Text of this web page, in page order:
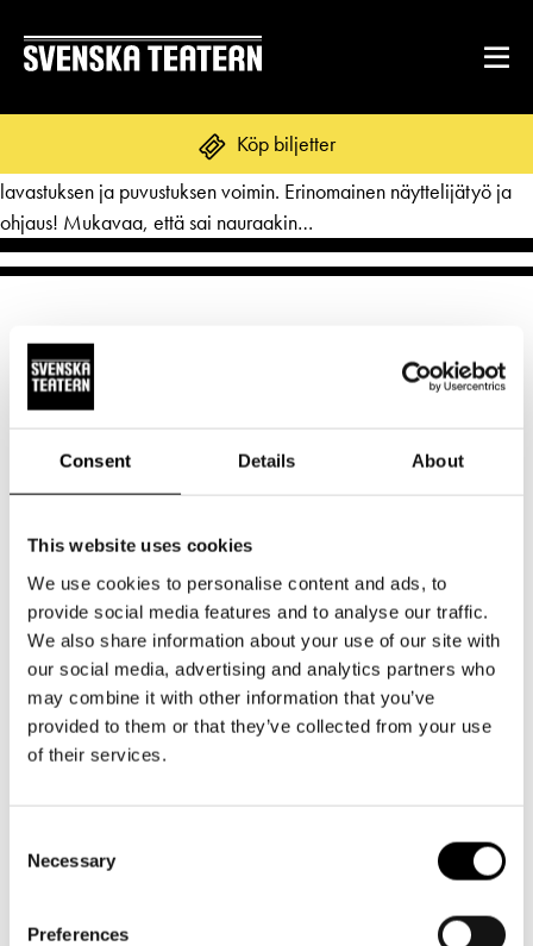
Consent Details About
This website uses cookies
We use cookies to personalise content and ads, to
provide social media features and to analyse our traffic.
We also share information about your use of our site with
our social media, advertising and analytics partners who
may combine it with other information that you’ve
provided to them or that they’ve collected from your use
of their services.
Selection
Necessary
Preferences
Köp biljetter
REPERTOAR & BILJETTER
Kalender
Kundtjänst
Biljetter
Presentkort
DITT BESÖK
Mat & dryck
Publikarbete
Textning
Tillgänglighet
Frågor & svar
Platskarta
GRUPPER & FÖRETAG
Grupper & teaterombud
Företag
Guidning
OM SVENSKA TEATERN
Aktuellt
Teaterns verksamhet
Ensemble
Historia
Kontaktuppgifter
Press
Jobba hos oss
Nyhetsbrev
Hieno, viihdyttävä toteutus Amoksesta, Suomen ja Helsingin
historiasta. Kauniita ja esteettisiä välähdyksiä hienon valaistuksen,
lavastuksen ja puvustuksen voimin. Erinomainen näyttelijätyö ja
ohjaus! Mukavaa, että sai nauraakin…
Norra esplanaden 2
00130 Helsingfors
Växel och reception
09 616 211
info@svenskateatern.fi
BILJETTER
Köp biljetter
biljetter@svenskateatern.fi
ti-fr kl 12-18